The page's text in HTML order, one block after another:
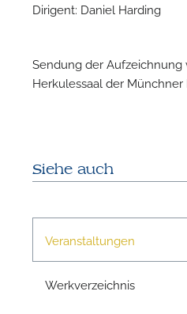
Dirigent: Daniel Harding
Sendung der Aufzeichnung
Herkulessaal der Münchner
Siehe auch
Veranstaltungen
Werkverzeichnis